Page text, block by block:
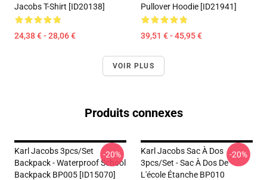
Jacobs T-Shirt [ID20138]
24,38 € - 28,06 €
Pullover Hoodie [ID21941]
39,51 € - 45,95 €
VOIR PLUS
Produits connexes
Karl Jacobs 3pcs/set
Backpack - Waterproof School
Backpack BP005 [ID15070]
-20%
Karl Jacobs Sac À Dos
3pcs/set - Sac À Dos De
L'école Étanche BP010
-20%